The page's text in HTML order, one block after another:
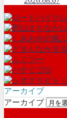
アーカイブ
アーカイブ